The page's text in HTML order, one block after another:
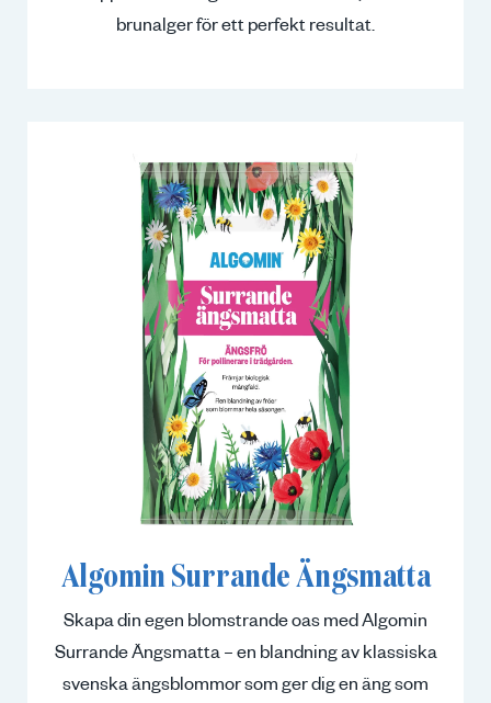
brunalger för ett perfekt resultat.
Algomin Surrande Ängsmatta
Skapa din egen blomstrande oas med Algomin
Surrande Ängsmatta – en blandning av klassiska
svenska ängsblommor som ger dig en äng som